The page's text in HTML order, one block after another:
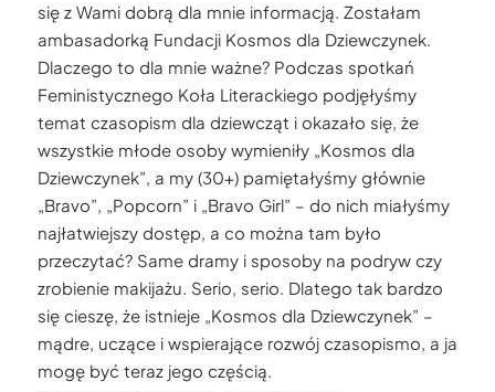
się z Wami dobrą dla mnie informacją. Zostałam
ambasadorką Fundacji Kosmos dla Dziewczynek.
Dlaczego to dla mnie ważne? Podczas spotkań
Feministycznego Koła Literackiego podjęłyśmy
temat czasopism dla dziewcząt i okazało się, że
wszystkie młode osoby wymieniły „Kosmos dla
Dziewczynek”, a my (30+) pamiętałyśmy głównie
„Bravo”, „Popcorn” i „Bravo Girl” – do nich miałyśmy
najłatwiejszy dostęp, a co można tam było
przeczytać? Same dramy i sposoby na podryw czy
zrobienie makijażu. Serio, serio. Dlatego tak bardzo
się cieszę, że istnieje „Kosmos dla Dziewczynek” –
mądre, uczące i wspierające rozwój czasopismo, a ja
mogę być teraz jego częścią.